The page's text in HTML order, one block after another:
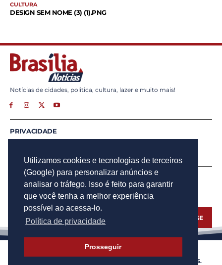
Utilizamos cookies e tecnologias de terceiros
(Google) para personalizar anúncios e
analisar o tráfego. Isso é feito para garantir
que você tenha a melhor experiência
possível ao acessa-lo.
Política de privacidade
Prosseguir
CULTURA
DESIGN SEM NOME (3) (1).PNG
Notícias de cidades, politica, cultura, lazer e muito mais!
PRIVACIDADE
INSCREVA - SE
Para obter atualizações por e-mail do Brasília Notícias.
INSCREVA - SE
© 2023 BRASÍLIA NOTÍCIAS - TODOS OS DIREITOS RESERVADOS.